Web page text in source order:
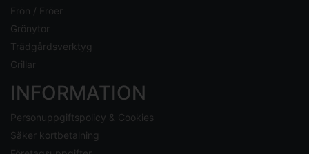
Frön / Fröer
Grönytor
Trädgårdsverktyg
Grillar
INFORMATION
Personuppgiftspolicy & Cookies
Säker kortbetalning